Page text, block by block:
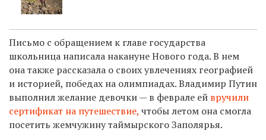
Письмо с обращением к главе государства
школьница написала накануне Нового года. В нем
она также рассказала о своих увлечениях географией
и историей, победах на олимпиадах. Владимир Путин
выполнил желание девочки — в феврале ей вручили
сертификат на путешествие, чтобы летом она смогла
посетить жемчужину таймырского Заполярья.